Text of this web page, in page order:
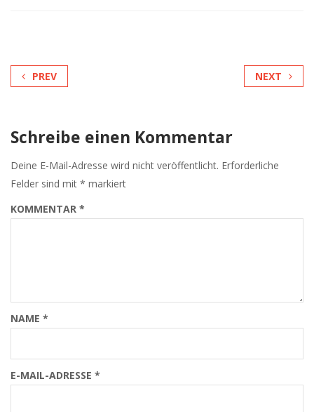
PREV NEXT
Schreibe einen Kommentar
Deine E-Mail-Adresse wird nicht veröffentlicht. Erforderliche
Felder sind mit * markiert
KOMMENTAR *
NAME *
E-MAIL-ADRESSE *